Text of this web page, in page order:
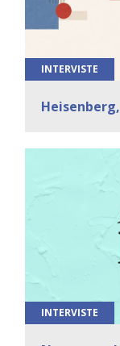
INTERVISTE
INTERVISTE